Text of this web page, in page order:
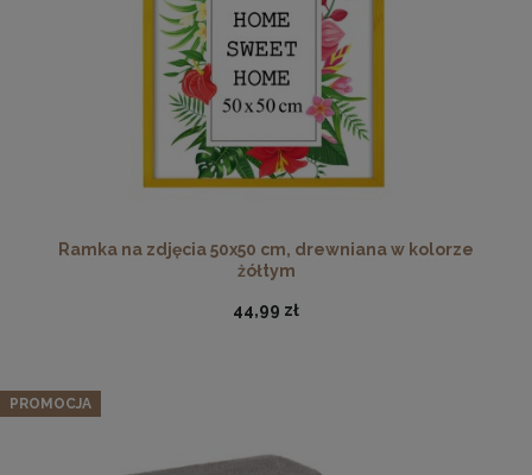
Twarda podkładka korkowa z nadrukiem w rozmiarze
30x40 cm
15,99 zł
DO KOSZYKA
Ramka na zdjęcia 50x50 cm, drewniana w kolorze
żółtym
44,99 zł
PROMOCJA